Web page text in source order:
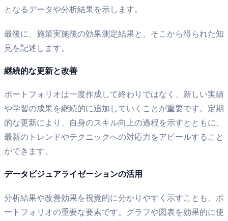
となるデータや分析結果を示します。
最後に、施策実施後の効果測定結果と、そこから得られた知
見を記述します。
継続的な更新と改善
ポートフォリオは一度作成して終わりではなく、新しい実績
や学習の成果を継続的に追加していくことが重要です。定期
的な更新により、自身のスキル向上の過程を示すとともに、
最新のトレンドやテクニックへの対応力をアピールすること
ができます。
データビジュアライゼーションの活用
分析結果や改善効果を視覚的に分かりやすく示すことも、ポ
ートフォリオの重要な要素です。グラフや図表を効果的に使